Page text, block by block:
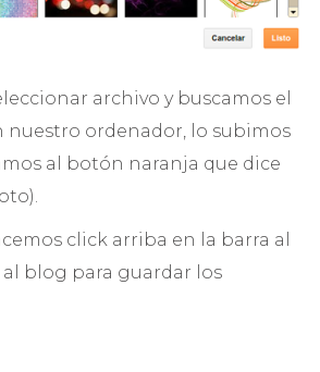
archivo y buscamos el
nuestro ordenador, lo subimos
al botón naranja que dice
click arriba en la barra al
blog para guardar los